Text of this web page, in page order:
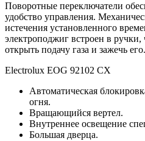
Поворотные переключатели
удобство управления.
истечения установленного
электроподжиг встроен в
открыть подачу газа и зажечь его.
Electrolux EOG 92102 CX
Автоматическая
огня.
Вращающийся вертел.
Внутреннее освещение
Большая дверца.